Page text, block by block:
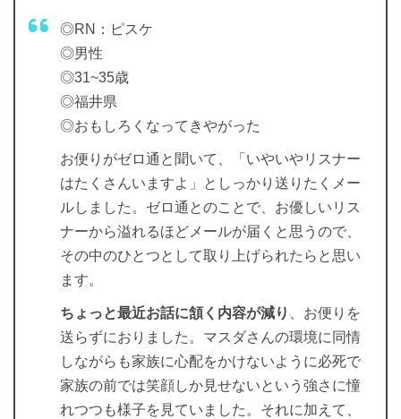
◎RN：ピスケ
◎男性
◎31~35歳
◎福井県
◎おもしろくなってきやがった
お便りがゼロ通と聞いて、「いやいやリスナー
はたくさんいますよ」としっかり送りたくメー
ルしました。ゼロ通とのことで、お優しいリス
ナーから溢れるほどメールが届くと思うので、
その中のひとつとして取り上げられたらと思い
ます。
ちょっと最近お話に頷く内容が減り
、お便りを
送らずにおりました。マスダさんの環境に同情
しながらも家族に心配をかけないように必死で
家族の前では笑顔しか見せないという強さに憧
れつつも様子を見ていました。それに加えて、